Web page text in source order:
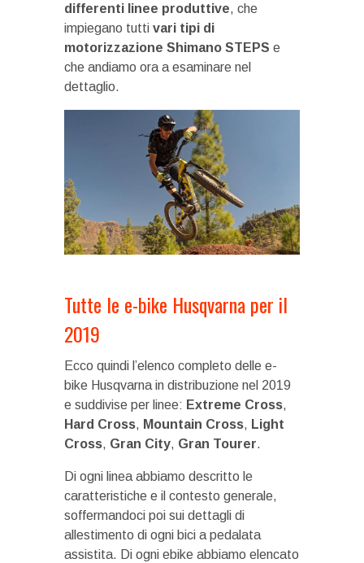
differenti linee produttive, che
impiegano tutti vari tipi di
motorizzazione Shimano STEPS e
che andiamo ora a esaminare nel
dettaglio.
Tutte le e-bike Husqvarna per il
2019
Ecco quindi l’elenco completo delle e-
bike Husqvarna in distribuzione nel 2019
e suddivise per linee: Extreme Cross,
Hard Cross, Mountain Cross, Light
Cross, Gran City, Gran Tourer.
Di ogni linea abbiamo descritto le
caratteristiche e il contesto generale,
soffermandoci poi sui dettagli di
allestimento di ogni bici a pedalata
assistita. Di ogni ebike abbiamo elencato